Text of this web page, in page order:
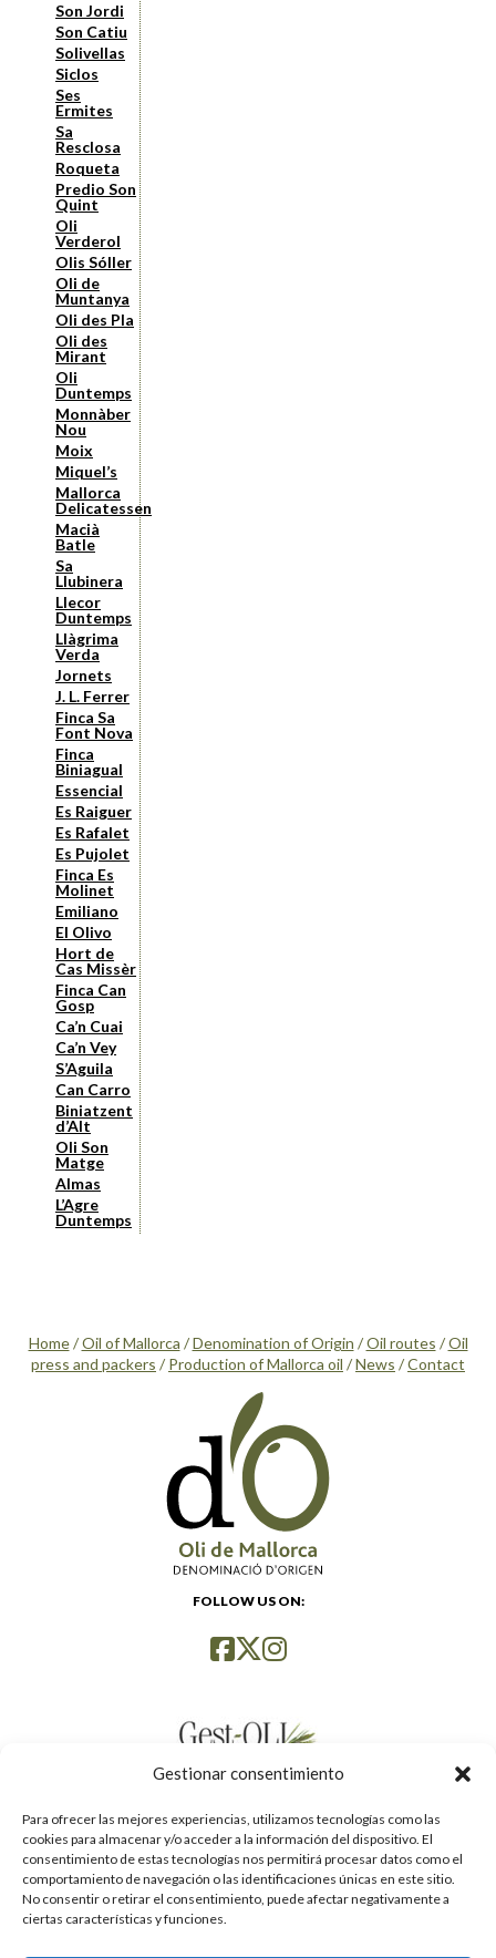
Gestionar consentimiento
Para ofrecer las mejores experiencias, utilizamos tecnologías como las
cookies para almacenar y/o acceder a la información del dispositivo. El
consentimiento de estas tecnologías nos permitirá procesar datos como el
comportamiento de navegación o las identificaciones únicas en este sitio.
No consentir o retirar el consentimiento, puede afectar negativamente a
ciertas características y funciones.
Son Jordi
Son Catiu
Solivellas
Siclos
Ses
Ermites
Sa
Resclosa
Roqueta
Predio Son
Quint
Oli
Verderol
Olis Sóller
Oli de
Muntanya
Oli des Pla
Oli des
Mirant
Oli
Duntemps
Monnàber
Nou
Moix
Miquel’s
Mallorca
Delicatessen
Macià
Batle
Sa
Llubinera
Llecor
Duntemps
Llàgrima
Verda
Jornets
J. L. Ferrer
Finca Sa
Font Nova
Finca
Biniagual
Essencial
Es Raiguer
Es Rafalet
Es Pujolet
Finca Es
Molinet
Emiliano
El Olivo
Hort de
Cas Missèr
Finca Can
Gosp
Ca’n Cuai
Ca’n Vey
S’Aguila
Can Carro
Biniatzent
d’Alt
Oli Son
Matge
Almas
L’Agre
Duntemps
Home/Oil of Mallorca /Denomination of Origin /Oil routes /Oil
press and packers / Production of Mallorca oil /News /Contact
FOLLOW US ON: